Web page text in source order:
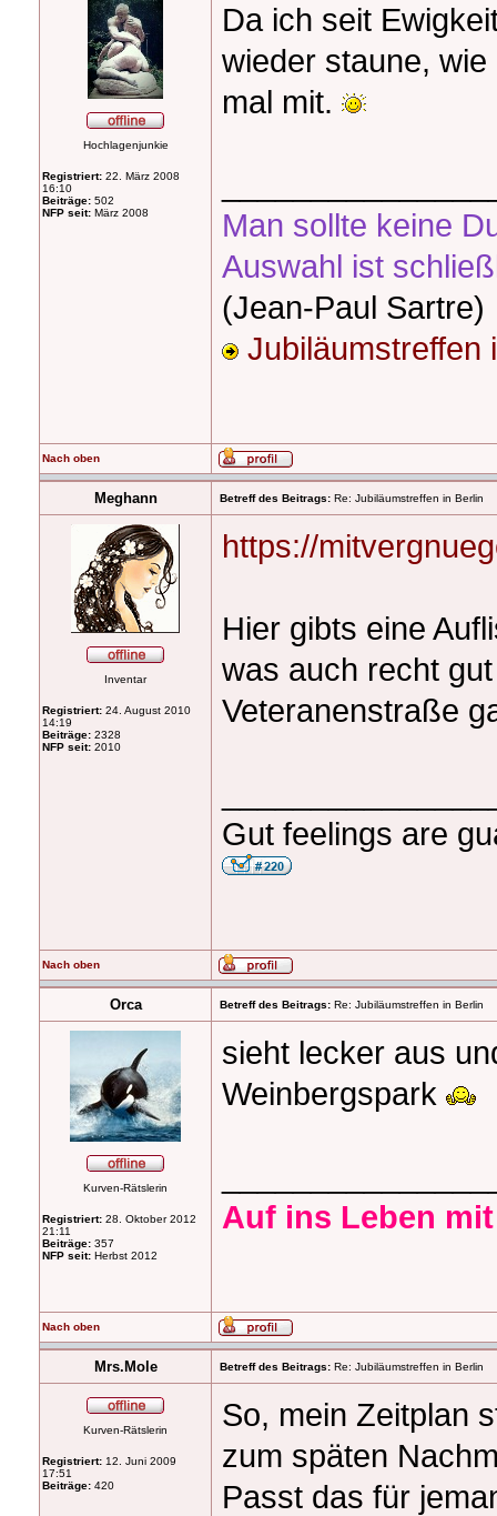
Hochlagenjunkie
Registriert: 22. März 2008
16:10
Beiträge: 502
NFP seit: März 2008
Da ich seit
wieder staune,
mal mit.
Man sollte keine
Auswahl ist
(Jean-Paul Sartre)
Jubiläumstreffen
Nach oben
Meghann Betreff des Beitrags: Re: Jubiläumstreffen in Berlin
Inventar
Registriert: 24. August 2010
14:19
Beiträge: 2328
NFP seit: 2010
https://
Hier gibts eine
was auch recht
Veteranenstraße
Gut feelings are
Nach oben
Orca Betreff des Beitrags: Re: Jubiläumstreffen in Berlin
Kurven-Rätslerin
Registriert: 28. Oktober 2012
21:11
Beiträge: 357
NFP seit: Herbst 2012
sieht lecker aus
Weinbergspark
Auf ins Leben
Nach oben
Mrs.Mole Betreff des Beitrags: Re: Jubiläumstreffen in Berlin
Kurven-Rätslerin
Registriert: 12. Juni 2009
17:51
Beiträge: 420
So, mein Zeitplan
zum späten
Passt das für